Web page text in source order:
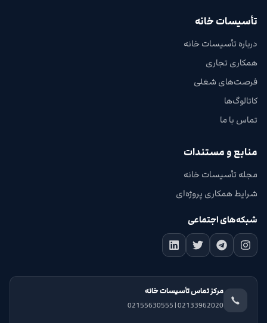
تأسیسات خانه
درباره تأسیسات خانه
همکاری تجاری
فرصت‌های شغلی
کاتالوگ‌ها
تماس با ما
منابع و مستندات
مجله تأسیسات خانه
شرایط همکاری پروژه‌ای
شبکه‌های اجتماعی
مرکز تماس تأسیسات خانه
02133962020 | 02155630555